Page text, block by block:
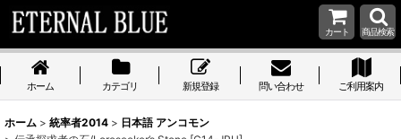
カート 商品検索
ホーム カテゴリ 新規登録 問い合わせ ご利用案内
ホーム > 統率者2014 > 日本語 アンコモン